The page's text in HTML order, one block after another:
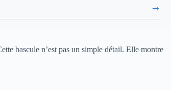
→
bascule n’est pas un simple détail. Elle montre